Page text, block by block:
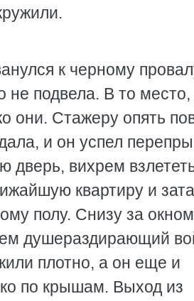
к черному
не подвела. В то место,
они. Стажеру опять
и он успел
дверь, вихрем
квартиру и
полу. Снизу за окном
душераздирающий
плотно, а он еще и
по крышам. Выход из